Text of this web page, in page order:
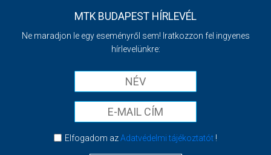
MTK BUDAPEST HÍRLEVÉL
Ne maradjon le egy eseményről sem! Iratkozzon fel ingyenes
hírlevelünkre:
Elfogadom azAdatvédelmi tájékoztatót!